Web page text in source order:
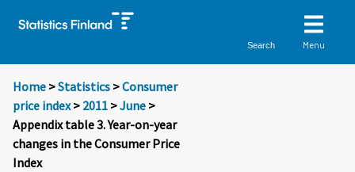
Search Menu
Home >Statistics >Consumer
price index> 2011 >June >
Appendix table 3. Year-on-year
changes in the Consumer Price
Index